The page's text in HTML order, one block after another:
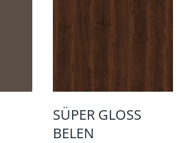
SÜPER GLOSS
BELEN